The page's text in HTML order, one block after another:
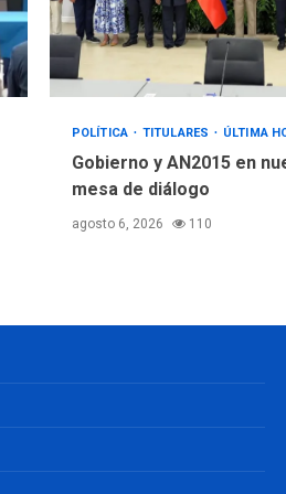
POLÍTICA TITULARES ÚLTIMA
Gobierno y AN2015 en
mesa de diálogo
agosto 6, 2026 110